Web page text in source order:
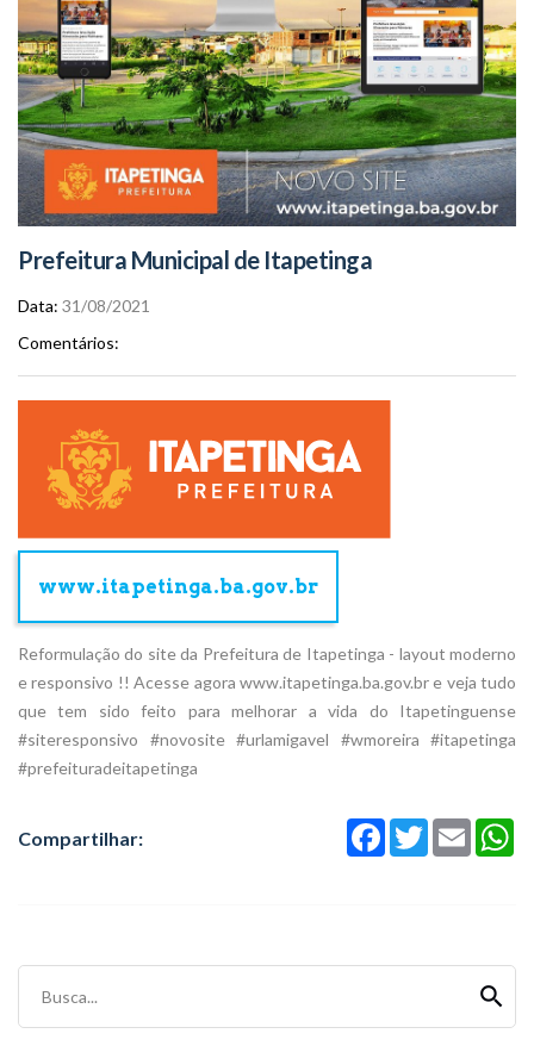
Prefeitura Municipal de Itapetinga
Data 31/08/2021
Comentários
www.itapetinga.ba.gov.br
Reformulação do site da Prefeitura de Itapetinga - layout moderno
e responsivo !! Acesse agora www.itapetinga.ba.gov.br e veja tudo
que tem sido feito para melhorar a vida do Itapetinguense
#siteresponsivo #novosite #urlamigavel #wmoreira #itapetinga
#prefeituradeitapetinga
Compartilhar: FacebookTwitterEmail
Busca...